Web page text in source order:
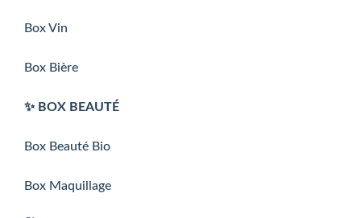
Box Vin
Box Bière
✨ BOX BEAUTÉ
Box Beauté Bio
Box Maquillage